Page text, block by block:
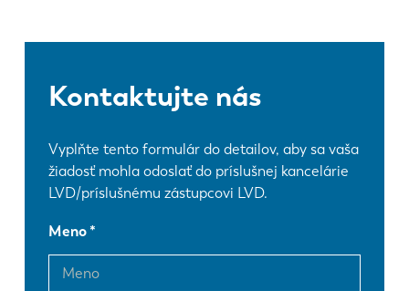
Kontaktujte nás
Vyplňte tento formulár do detailov, aby sa vaša
žiadosť mohla odoslať do príslušnej kancelárie
LVD/príslušnému zástupcovi LVD.
Meno